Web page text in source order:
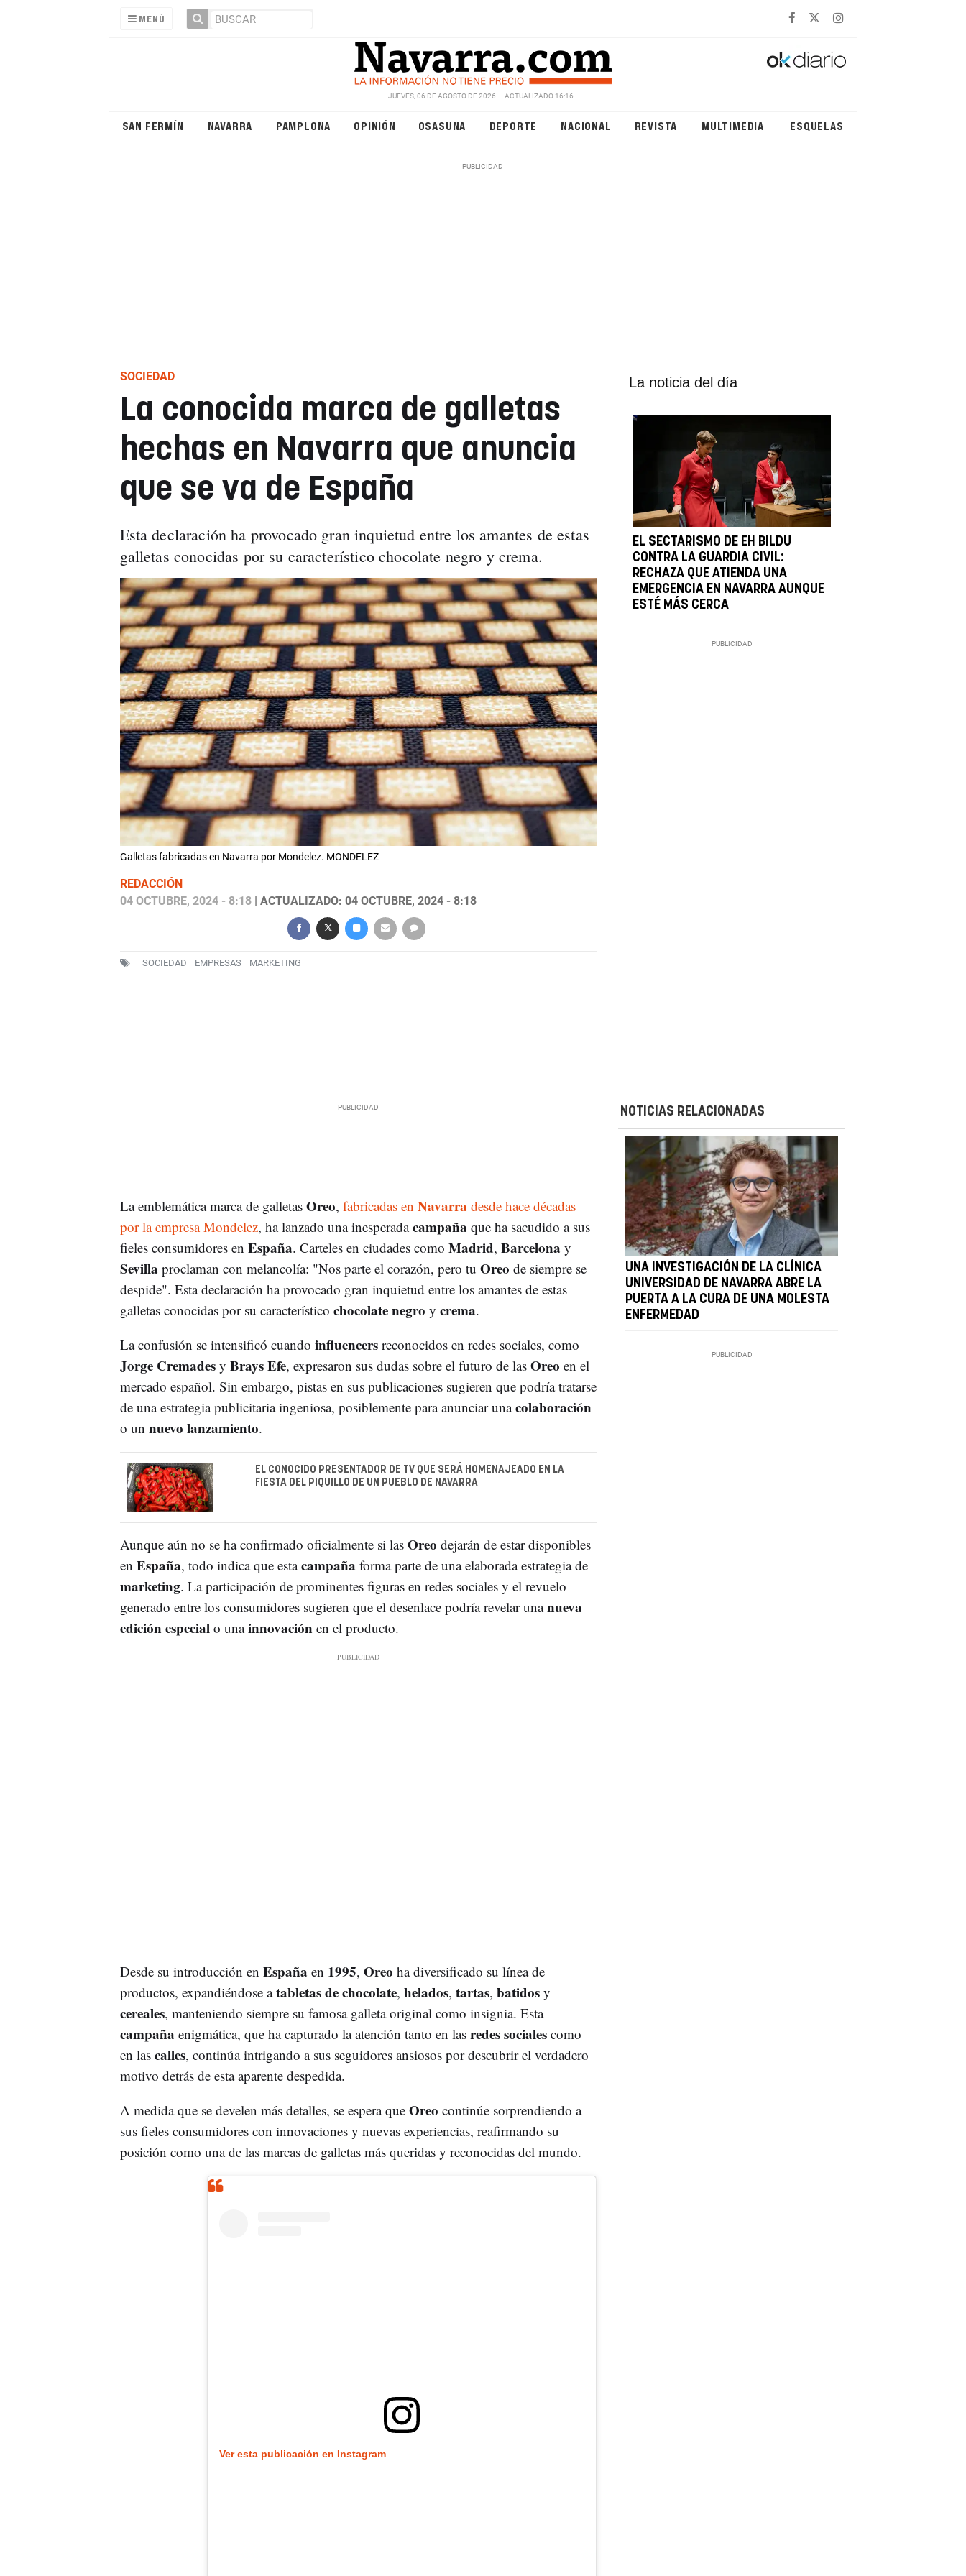
MENÚ
JUEVES, 06 DE AGOSTO DE 2026 ACTUALIZADO 16:16
SAN FERMÍN NAVARRA PAMPLONA OPINIÓN OSASUNA DEPORTE NACIONAL REVISTA MULTIMEDIA ESQUELAS
SOCIEDAD
La conocida marca de galletas
hechas en Navarra que anuncia
que se va de España
Esta declaración ha provocado gran inquietud entre los amantes de estas
galletas conocidas por su característico chocolate negro y crema.
Galletas fabricadas en Navarra por Mondelez. MONDELEZ
REDACCIÓN
04 OCTUBRE, 2024 - 8:18| ACTUALIZADO: 04 OCTUBRE, 2024 - 8:18
SOCIEDAD EMPRESAS MARKETING
La noticia del día
EL SECTARISMO DE EH BILDU
CONTRA LA GUARDIA CIVIL:
RECHAZA QUE ATIENDA UNA
EMERGENCIA EN NAVARRA AUNQUE
ESTÉ MÁS CERCA
La emblemática marca de galletas Oreo, fabricadas en Navarra desde hace décadas
por la empresa Mondelez, ha lanzado una inesperadacampaña que ha sacudido a sus
fieles consumidores en España. Carteles en ciudades como Madrid, Barcelona y
Sevilla proclaman con melancolía: "Nos parte el corazón, pero tu Oreo de siempre se
despide". Esta declaración ha provocado gran inquietud entre los amantes de estas
galletas conocidas por su característico chocolate negro y crema.
La confusión se intensificó cuando influencersreconocidos en redes sociales, como
Jorge Cremadesy Brays Efe, expresaron sus dudas sobre el futuro de las Oreo en el
mercado español. Sin embargo, pistas en sus publicaciones sugieren que podría tratarse
de una estrategia publicitaria ingeniosa, posiblemente para anunciar unacolaboración
o un nuevo lanzamiento.
EL CONOCIDO PRESENTADOR DE TV QUE SERÁ HOMENAJEADO EN LA
FIESTA DEL PIQUILLO DE UN PUEBLO DE NAVARRA
Aunque aún no se ha confirmado oficialmente si las Oreo dejarán de estar disponibles
en España, todo indica que estacampaña forma parte de una elaborada estrategia de
marketing. La participación de prominentes figuras en redes sociales y el revuelo
generado entre los consumidores sugieren que el desenlace podría revelar unanueva
edición especialo unainnovaciónen el producto.
Desde su introducción en España en 1995, Oreo ha diversificado su línea de
productos, expandiéndose atabletas de chocolate, helados, tartas, batidosy
cereales, manteniendo siempre su famosa galleta original como insignia. Esta
campaña enigmática, que ha capturado la atención tanto en las redes socialescomo
en las calles, continúa intrigando a sus seguidores ansiosos por descubrir el verdadero
motivo detrás de esta aparente despedida.
A medida que se develen más detalles, se espera que Oreo continúe sorprendiendo a
sus fieles consumidores con innovaciones y nuevas experiencias, reafirmando su
posición como una de las marcas de galletas más queridas y reconocidas del mundo.
Ver esta publicación en Instagram
NOTICIAS RELACIONADAS
UNA INVESTIGACIÓN DE LA CLÍNICA
UNIVERSIDAD DE NAVARRA ABRE LA
PUERTA A LA CURA DE UNA MOLESTA
ENFERMEDAD